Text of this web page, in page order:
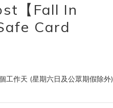
【Fall In
Card
工作天 (星期六日及公眾期假除外)